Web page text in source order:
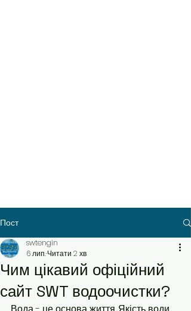
Пост
Чим цікавий офіційний
сайт SWT водоочистки?
swtengin
6 лип.Читати 2 хв